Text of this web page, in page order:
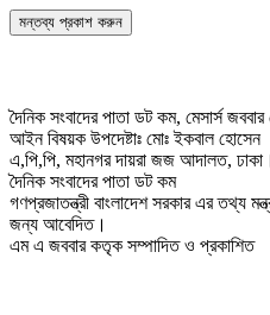
দৈনিক সংবাদের পাতা ডট কম, মেসার্স জববার
আইন বিষয়ক উপদেষ্টাঃ মোঃ ইকবাল হোসেন
এ,পি,পি, মহানগর দায়রা জজ আদালত, ঢাকা।
দৈনিক সংবাদের পাতা ডট কম
গণপ্রজাতন্ত্রী বাংলাদেশ সরকার এর তথ্য
জন্য আবেদিত।
এম এ জববার কতৃক সম্পাদিত ও প্রকাশিত